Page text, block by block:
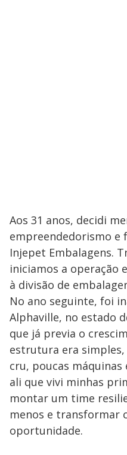
Aos 31 anos, decidi
empreendedorismo e
Injepet Embalagens.
iniciamos a operação
à divisão de
No ano seguinte, foi
Alphaville, no estado
que já previa o
estrutura era
cru, poucas
ali que vivi minhas
montar um time
menos e transformar
oportunidade.